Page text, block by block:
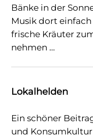
Bänke in der
Musik dort
frische Kräuter
nehmen …
Lokalhelden
Ein schöner
und